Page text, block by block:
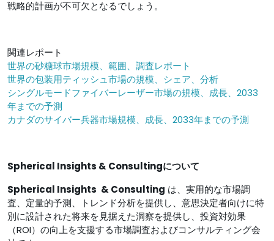
戦略的計画が不可欠となるでしょう。
関連レポート
世界の砂糖球市場規模、範囲、調査レポート
世界の包装用ティッシュ市場の規模、シェア、分析
シングルモードファイバーレーザー市場の規模、成長、2033
年までの予測
カナダのサイバー兵器市場規模、成長、2033年までの予測
Spherical Insights & Consultingについて
Spherical Insights & Consulting は、実用的な市場調
査、定量的予測、トレンド分析を提供し、意思決定者向けに特
別に設計された将来を見据えた洞察を提供し、投資対効果
（ROI）の向上を支援する市場調査およびコンサルティング会